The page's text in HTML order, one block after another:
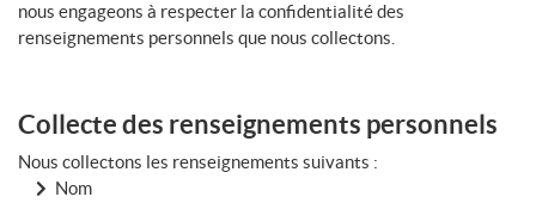
nous engageons à respecter la confidentialité des
renseignements personnels que nous collectons.
Collecte des renseignements personnels
Nous collectons les renseignements suivants :
Nom